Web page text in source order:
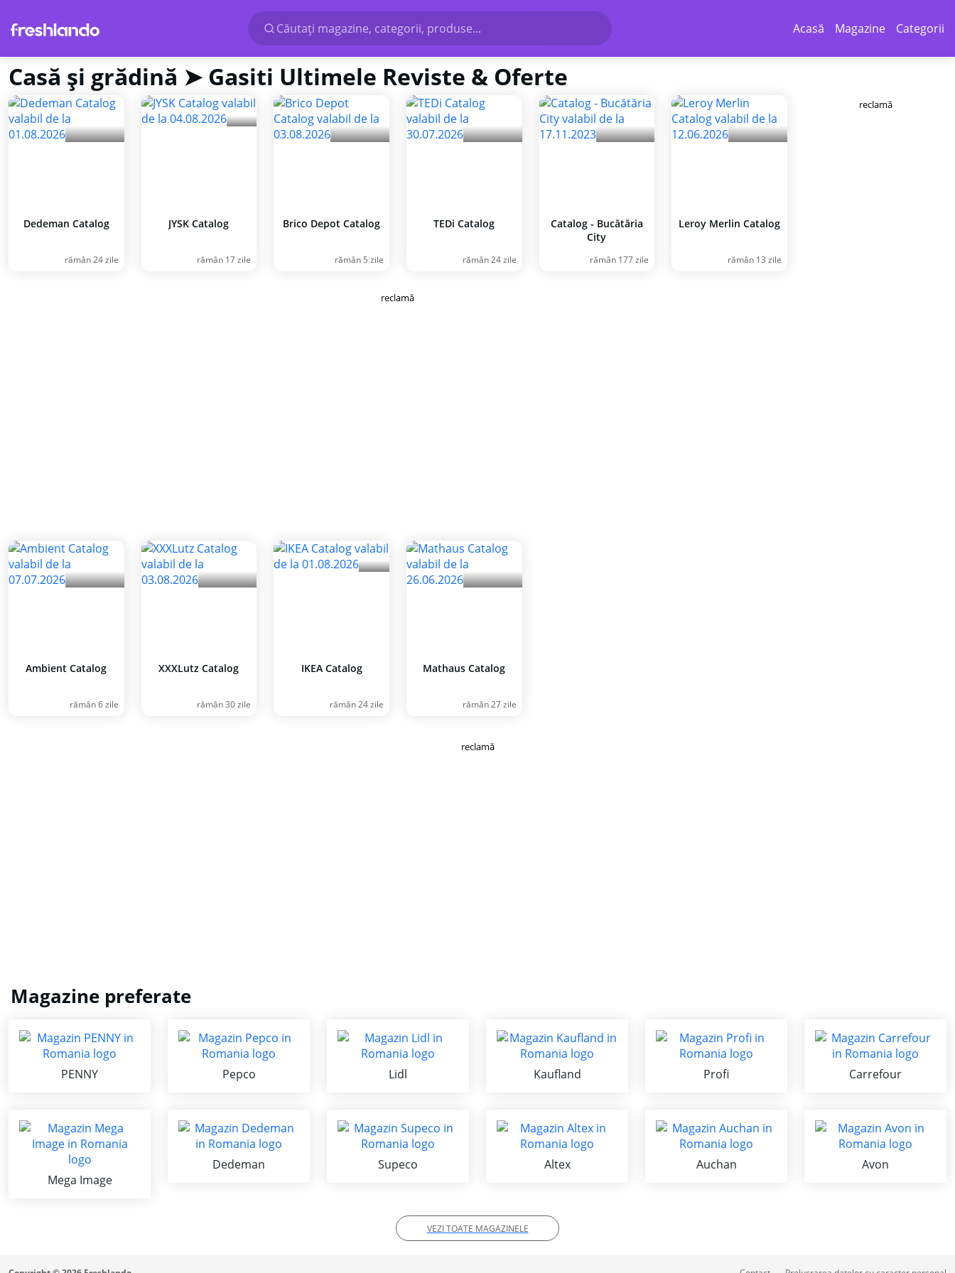
Căutaţi magazine, categorii, produse... Acasă Magazine Categorii
Casă și grădină ➤ Gasiti Ultimele Reviste & Oferte
Dedeman Catalog
rămân 24 zile
JYSK Catalog
rămân 17 zile
Brico Depot Catalog
rămân 5 zile
TEDi Catalog
rămân 24 zile
Catalog - Bucătăria
City
rămân 177 zile
Leroy Merlin Catalog
rămân 13 zile
reclamă
Ambient Catalog
rămân 6 zile
XXXLutz Catalog
rămân 30 zile
IKEA Catalog
rămân 24 zile
Mathaus Catalog
rămân 27 zile
reclamă
reclamă
Magazine preferate
PENNY Pepco Lidl Kaufland Profi Carrefour
Mega Image
Dedeman Supeco Altex Auchan Avon
VEZI TOATE MAGAZINELE